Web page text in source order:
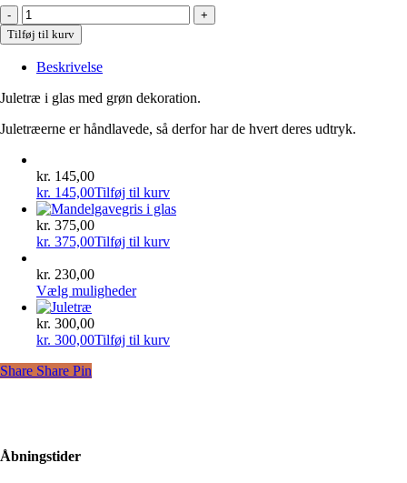
Juletræ
antal
Tilføj til kurv
Beskrivelse
Juletræ i glas med grøn dekoration.
Juletræerne er håndlavede, så derfor har de hvert deres udtryk.
kr. 145,00
kr. 145,00Tilføj til kurv
kr. 375,00
kr. 375,00Tilføj til kurv
kr. 230,00
Vælg mulighederDette
flere
kr. 300,00
kr. 300,00Tilføj til kurv
Share Share Pin
Åbningstider